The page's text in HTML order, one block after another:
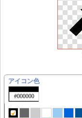
アイコン色